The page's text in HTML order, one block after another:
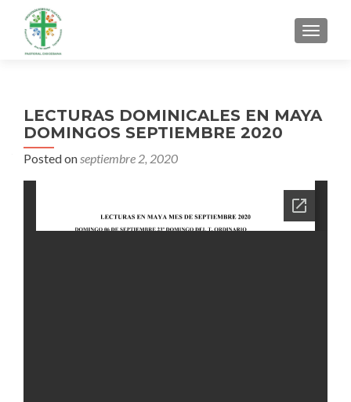
MENU
LECTURAS DOMINICALES EN MAYA
DOMINGOS SEPTIEMBRE 2020
Posted onseptiembre 2, 2020